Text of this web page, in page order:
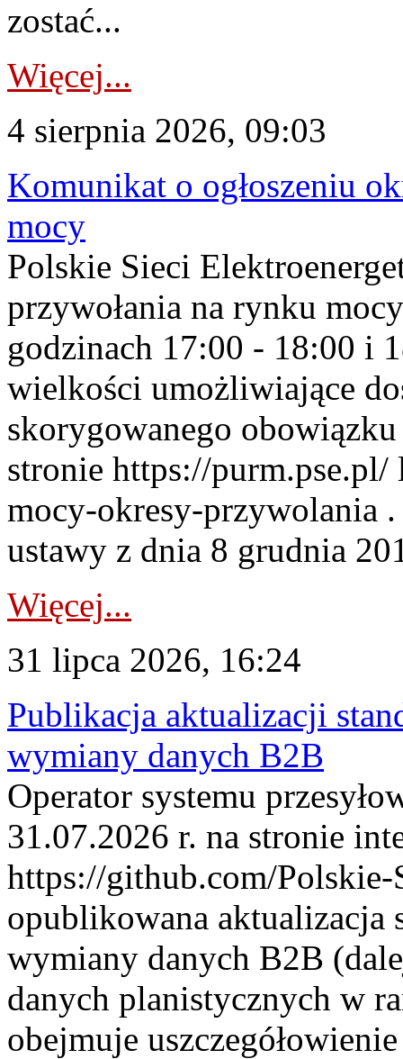
zostać...
Więcej...
4 sierpnia 2026, 09:03
Komunikat o ogłoszeniu
mocy
Polskie Sieci
przywołania na rynku
godzinach 17:00 - 18:00 i
wielkości umożliwiające
skorygowanego
stronie https://
mocy-okresy-przywolania
ustawy z dnia 8 grudnia
Więcej...
31 lipca 2026, 16:24
Publikacja aktualizacji
wymiany danych B2B
Operator systemu
31.07.2026 r. na stronie
https://github.com/Polskie-
opublikowana aktualizacja
wymiany danych B2B
danych planistycznych w
obejmuje